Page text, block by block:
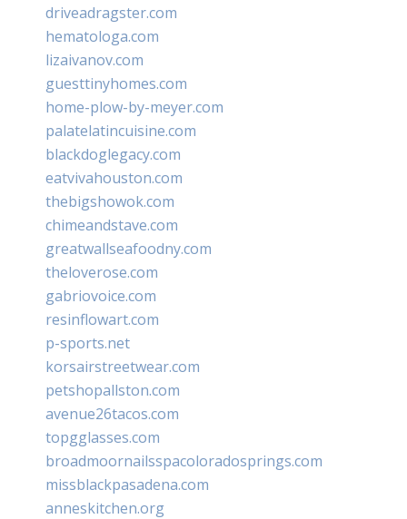
driveadragster.com
hematologa.com
lizaivanov.com
guesttinyhomes.com
home-plow-by-meyer.com
palatelatincuisine.com
blackdoglegacy.com
eatvivahouston.com
thebigshowok.com
chimeandstave.com
greatwallseafoodny.com
theloverose.com
gabriovoice.com
resinflowart.com
p-sports.net
korsairstreetwear.com
petshopallston.com
avenue26tacos.com
topgglasses.com
broadmoornailsspacoloradosprings.com
missblackpasadena.com
anneskitchen.org